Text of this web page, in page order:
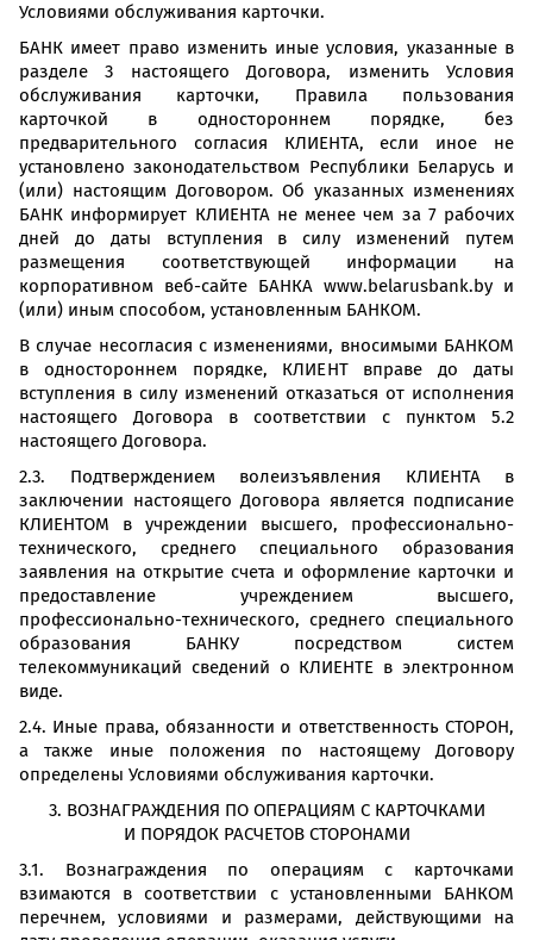
Условиями обслуживания карточки.
БАНК имеет право изменить иные условия, указанные в
разделе 3 настоящего Договора, изменить Условия
обслуживания карточки, Правила пользования
карточкой в одностороннем порядке, без
предварительного согласия КЛИЕНТА, если иное не
установлено законодательством Республики Беларусь и
(или) настоящим Договором. Об указанных изменениях
БАНК информирует КЛИЕНТА не менее чем за 7 рабочих
дней до даты вступления в силу изменений путем
размещения соответствующей информации на
корпоративном веб-сайте БАНКА www.belarusbank.by и
(или) иным способом, установленным БАНКОМ.
В случае несогласия с изменениями, вносимыми БАНКОМ
в одностороннем порядке, КЛИЕНТ вправе до даты
вступления в силу изменений отказаться от исполнения
настоящего Договора в соответствии с пунктом 5.2
настоящего Договора.
2.3. Подтверждением волеизъявления КЛИЕНТА в
заключении настоящего Договора является подписание
КЛИЕНТОМ в учреждении высшего, профессионально-
технического, среднего специального образования
заявления на открытие счета и оформление карточки и
предоставление учреждением высшего,
профессионально-технического, среднего специального
образования БАНКУ посредством систем
телекоммуникаций сведений о КЛИЕНТЕ в электронном
виде.
2.4. Иные права, обязанности и ответственность СТОРОН,
а также иные положения по настоящему Договору
определены Условиями обслуживания карточки.
3. ВОЗНАГРАЖДЕНИЯ ПО ОПЕРАЦИЯМ С КАРТОЧКАМИ
И ПОРЯДОК РАСЧЕТОВ СТОРОНАМИ
3.1. Вознаграждения по операциям с карточками
взимаются в соответствии с установленными БАНКОМ
перечнем, условиями и размерами, действующими на